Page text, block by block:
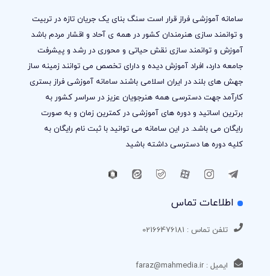
سامانه آموزشی فراز قرار است سنگ بنای یک جریان تازه در تربیت
و توانمند سازی هنرمندان کشور در همه ی آحاد و اقشار مردم باشد
آموزش و توانمند سازی نقش حیاتی و محوری در رشد و پیشرفت
جامعه دارد، افراد آموزش دیده و دارای تخصص می توانند زمینه ساز
جهش های بلند در ایران اسلامی باشند سامانه آموزشی فراز بستری
کارآمد جهت دسترسی همه هنرجویان عزیز در سراسر کشور به
برترین اساتید و دوره های آموزشی در کمترین زمان و به صورت
رایگان می باشد. در این سامانه می توانید با ثبت نام رایگان به
کلیه دوره ها دسترسی داشته باشید
اطلاعات تماس
تلفن تماس : 02166476181
ایمیل : faraz@mahmedia.ir